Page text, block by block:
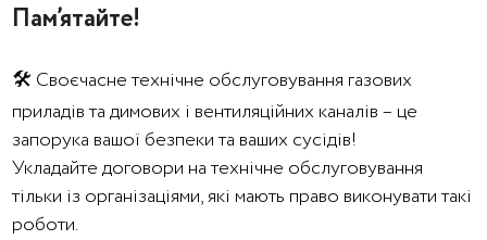
Пам’ятайте!
🛠️ Своєчасне технічне обслуговування газових
приладів та димових і вентиляційних каналів – це
запорука вашої безпеки та ваших сусідів!
Укладайте договори на технічне обслуговування
тільки із організаціями, які мають право виконувати такі
роботи.